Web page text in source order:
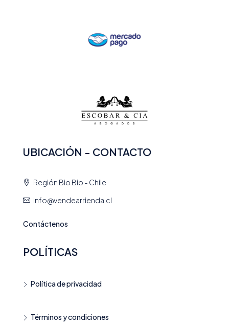
UBICACIÓN - CONTACTO
Región Bio Bio - Chile
info@vendearrienda.cl
Contáctenos
POLÍTICAS
Política de privacidad
Términos y condiciones